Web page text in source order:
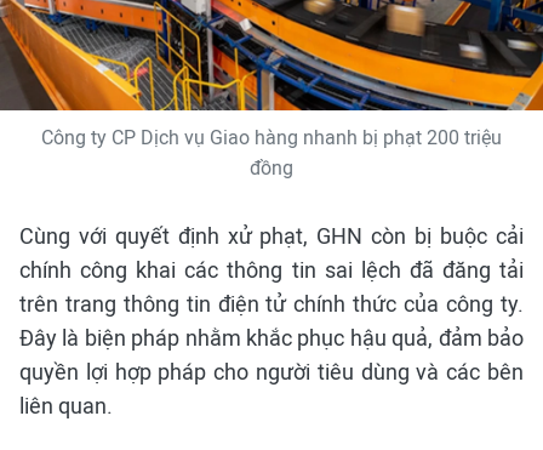
Công ty CP Dịch vụ Giao hàng nhanh bị phạt 200 triệu
đồng
Cùng với quyết định xử phạt, GHN còn bị buộc cải
chính công khai các thông tin sai lệch đã đăng tải
trên trang thông tin điện tử chính thức của công ty.
Đây là biện pháp nhằm khắc phục hậu quả, đảm bảo
quyền lợi hợp pháp cho người tiêu dùng và các bên
liên quan.